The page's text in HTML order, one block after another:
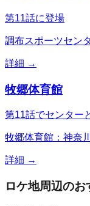
第11話に登場
調布スポーツセン
詳細 →
牧郷体育館
第11話でセンター
牧郷体育館：神奈
詳細 →
ロケ地周辺の